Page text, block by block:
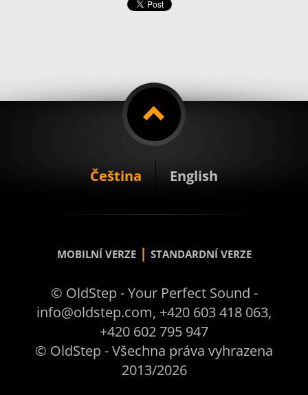
Čeština English
MOBILNÍ VERZE | STANDARDNÍ VERZE
© OldStep - Your Perfect Sound -
info@oldstep.com, +420 603 418 063,
+420 602 795 947
© OldStep - Všechna práva vyhrazena
2013/2026